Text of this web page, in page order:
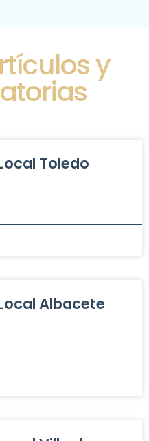
y
Toledo
Albacete